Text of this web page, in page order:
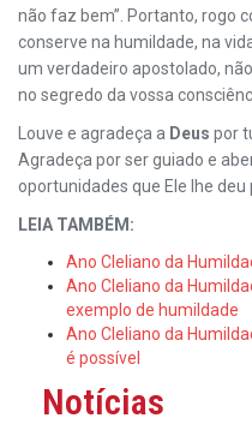
não faz bem”. Portanto, rogo
conserve na humildade, na
um verdadeiro apostolado,
no segredo da vossa
Louve e agradeça a Deus por
Agradeça por ser guiado e
oportunidades que Ele lhe deu
LEIA TAMBÉM:
Ano Cleliano da
Ano Cleliano da
exemplo de humildade
Ano Cleliano da
é possível
Notícias